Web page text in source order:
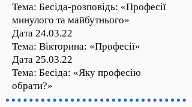
Тема: Бесіда-розповідь: «Професії
минулого та майбутнього»
Дата 24.03.22
Тема: Вікторина: «Професії»
Дата 25.03.22
Тема: Бесіда: «Яку професію
обрати?»